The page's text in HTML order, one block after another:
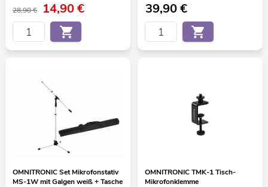
28,90 € 14,90€ 39,90€
OMNITRONIC Set Mikrofonstativ
MS-1W mit Galgen weiß + Tasche
OMNITRONIC TMK-1 Tisch-
Mikrofonklemme